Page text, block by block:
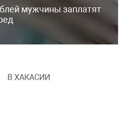
мужчины заплатят
В ХАКАСИИ